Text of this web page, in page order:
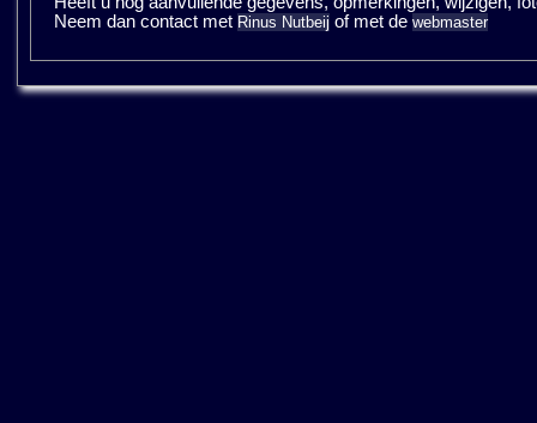
Neem dan contact met Rinus Nutbeij of met de webmaster